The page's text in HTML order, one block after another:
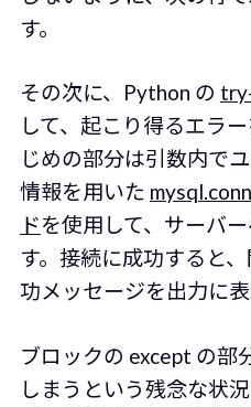
す。
その次に、Python の
して、起こり得るエラ
じめの部分は引数内で
情報を用いた
ドを使用して、サーバ
す。接続に成功すると
功メッセージを出力に表
ブロックの except の部
しまうという残念な状